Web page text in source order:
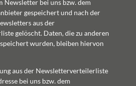
Newsletter bei uns bzw. dem
gespeichert und nach der
aus der
gelöscht. Daten, die zu anderen
wurden, bleiben hiervon
aus der Newsletterverteilerliste
bei uns bzw. dem